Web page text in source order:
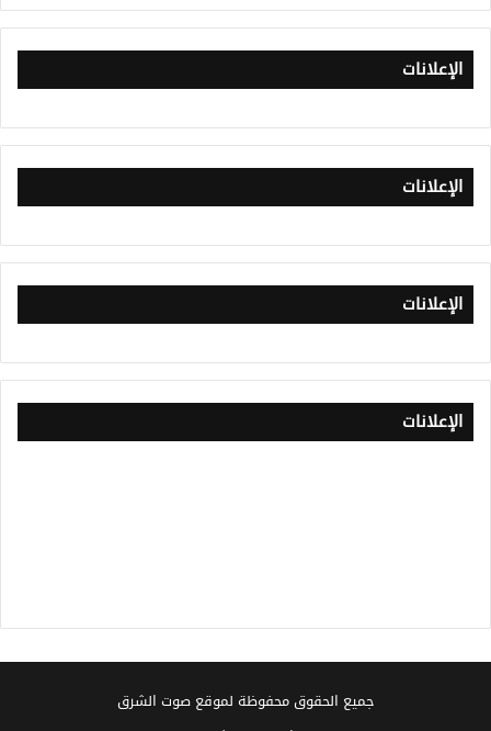
الإعلانات
الإعلانات
الإعلانات
الإعلانات
جميع الحقوق محفوظة لموقع صوت الشرق